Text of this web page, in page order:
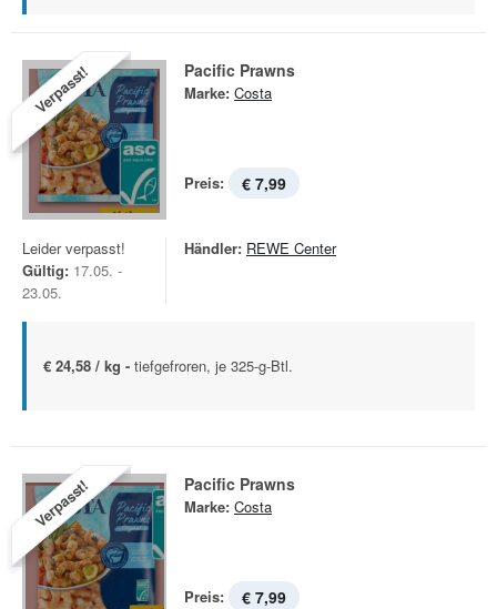
Verpasst! Pacific Prawns
Marke: Costa
Preis: € 7,99
Leider verpasst!
Gültig: 17.05. -
23.05.
Händler: REWE Center
€ 24,58 / kg - tiefgefroren, je 325-g-Btl.
Verpasst! Pacific Prawns
Marke: Costa
Preis: € 7,99